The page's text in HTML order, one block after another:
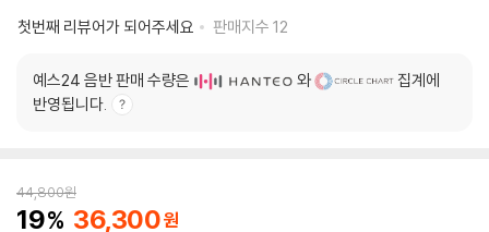
첫번째 리뷰어가 되어주세요
판매지수 12
예스24 음반 판매 수량은 와
집계에
반영됩니다.
44,800원
19 36,300